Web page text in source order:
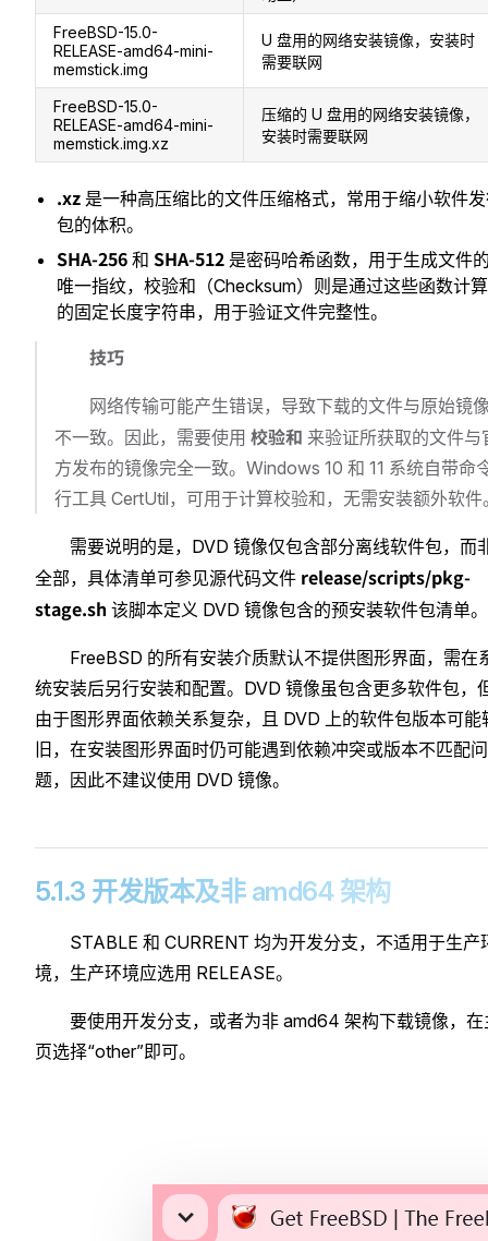
FreeBSD-15.0-
RELEASE-amd64-mini-
memstick.img
U 盘用的网络安装镜像，安装时
需要联网
FreeBSD-15.0-
RELEASE-amd64-mini-
memstick.img.xz
压缩的 U 盘用的网络安装镜像，
安装时需要联网
.xz 是一种高压缩比的文件压缩格式，常用于缩小软件
包的体积。
SHA-256 和 SHA-512 是密码哈希函数，用于生成文件
唯一指纹，校验和（Checksum）则是通过这些函数计
的固定长度字符串，用于验证文件完整性。
技巧
网络传输可能产生错误，导致下载的文件与原始镜
不一致。因此，需要使用 校验和 来验证所获取的文件与
方发布的镜像完全一致。Windows 10 和 11 系统自带命
行工具 CertUtil，可用于计算校验和，无需安装额外软件
需要说明的是，DVD 镜像仅包含部分离线软件包，而
全部，具体清单可参见源代码文件 release/scripts/pkg-
stage.sh 该脚本定义 DVD 镜像包含的预安装软件包清单。
FreeBSD 的所有安装介质默认不提供图形界面，需在
统安装后另行安装和配置。DVD 镜像虽包含更多软件包，
由于图形界面依赖关系复杂，且 DVD 上的软件包版本可能
旧，在安装图形界面时仍可能遇到依赖冲突或版本不匹配问
题，因此不建议使用 DVD 镜像。
5.1.3 开发版本及非 amd64 架构
STABLE 和 CURRENT 均为开发分支，不适用于生产
境，生产环境应选用 RELEASE。
要使用开发分支，或者为非 amd64 架构下载镜像，在
页选择“other”即可。